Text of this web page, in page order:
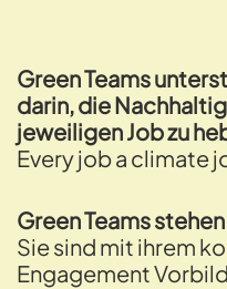
Green Teams
darin, die
jeweiligen Job zu
Every job a climate
Green Teams
Sie sind mit ihrem
Engagement